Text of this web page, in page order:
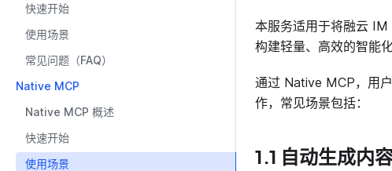
快速开始
使用场景
常见问题（FAQ）
Native MCP
Native MCP 概述
快速开始
使用场景
本服务适用于将融云 IM
构建轻量、高效的智能
通过 Native MCP，用
作，常见场景包括：
1.1 自动生成内